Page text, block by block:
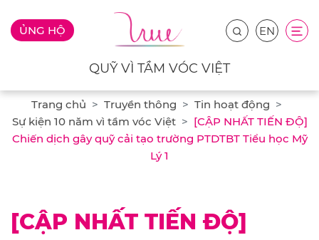
ỦNG HỘ EN
QUỸ VÌ TẦM VÓC VIỆT
Trang chủ Truyền thông
Tin hoạt động
Sự kiện 10 năm vì tầm vóc Việt
[CẬP NHẤT TIẾN ĐỘ]
Chiến dịch gây quỹ cải tạo trường PTDTBT Tiểu học Mỹ
Lý 1
[CẬP NHẤT TIẾN ĐỘ]